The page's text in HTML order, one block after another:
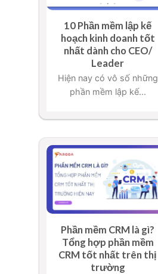
10 Phần mềm lập kế
hoạch kinh doanh tốt
nhất dành cho CEO/
Leader
Hiện nay có vô số những
phần mềm lập kế...
Phần mềm CRM là gì?
Tổng hợp phần mềm
CRM tốt nhất trên thị
trường